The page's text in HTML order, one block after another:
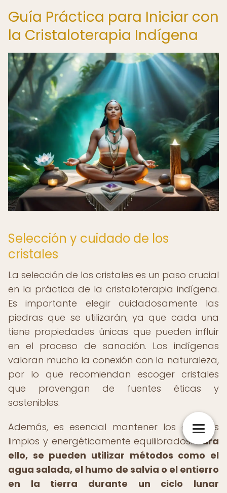
Guía Práctica para Iniciar con
la Cristaloterapia Indígena
Selección y cuidado de los
cristales
La selección de los cristales es un paso crucial
en la práctica de la cristaloterapia indígena.
Es importante elegir cuidadosamente las
piedras que se utilizarán, ya que cada una
tiene propiedades únicas que pueden influir
en el proceso de sanación. Los indígenas
valoran mucho la conexión con la naturaleza,
por lo que recomiendan escoger cristales
que provengan de fuentes éticas y
sostenibles.
Además, es esencial mantener los cristales
limpios y energéticamente equilibrados.Para
ello, se pueden utilizar métodos como el
agua salada, el humo de salvia o el entierro
en la tierra durante un ciclo lunar